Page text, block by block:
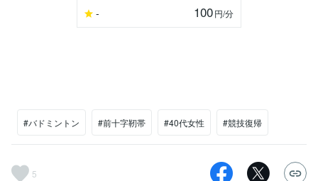
- 100円/分
#バドミントン #前十字靭帯 #40代女性 #競技復帰
5